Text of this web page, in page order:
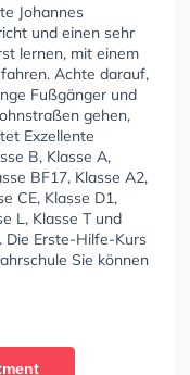
Johannes
und einen sehr
lernen, mit einem
Achte darauf,
Fußgänger und
gehen,
Exzellente
B, Klasse A,
BF17, Klasse A2,
CE, Klasse D1,
L, Klasse T und
Die Erste-Hilfe-Kurs
Sie können